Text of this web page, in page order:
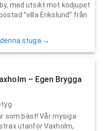
med utsikt mot kodjupet
”villa Erikslund” från
stuga →
– Egen Brygga
som bäst! Vår mysiga
utanför Vaxholm,